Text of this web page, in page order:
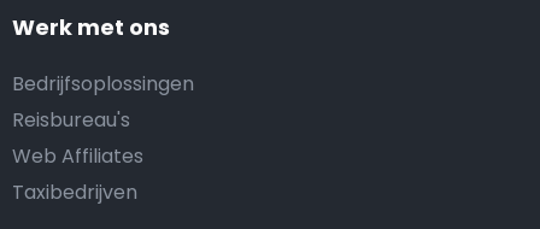
Werk met ons
Bedrijfsoplossingen
Reisbureau's
Web Affiliates
Taxibedrijven